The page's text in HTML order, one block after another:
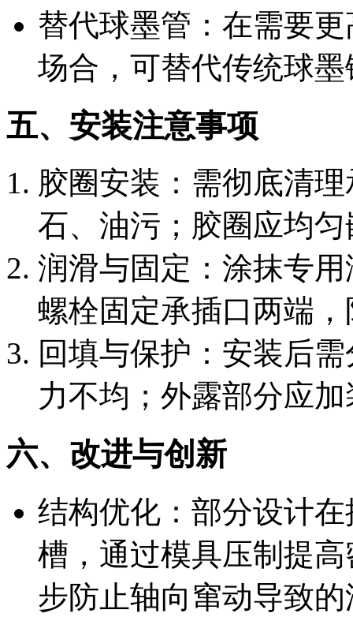
替代球墨管：在需要
场合，可替代传统球
五、安装注意事项
胶圈安装：需彻底清
石、油污；胶圈应均
润滑与固定：涂抹专
螺栓固定承插口两端
回填与保护：安装后
力不均；外露部分应
六、改进与创新
结构优化：部分设计
槽，通过模具压制提
步防止轴向窜动导致